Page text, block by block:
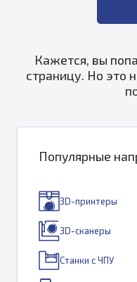
Кажется, вы
страницу. Но это
Популярные
3D-принтеры
3D-сканеры
Станки с ЧПУ